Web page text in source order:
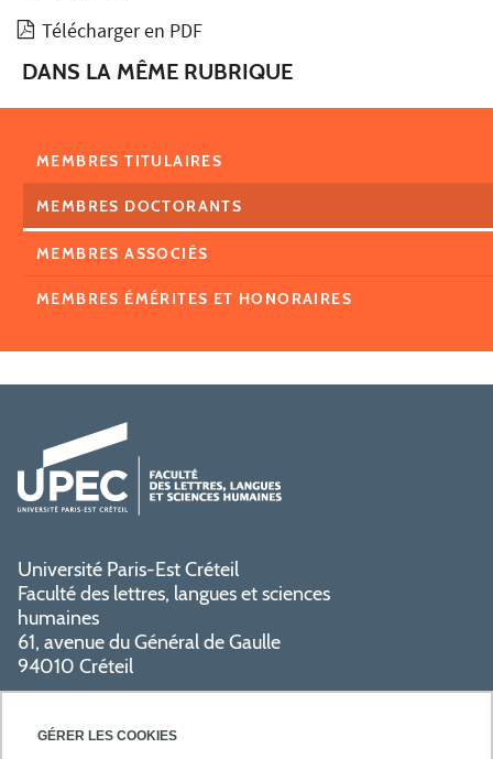
GÉRER LES COOKIES
Télécharger en PDF
DANS LA MÊME RUBRIQUE
MEMBRES TITULAIRES
MEMBRES DOCTORANTS
MEMBRES ASSOCIÉS
MEMBRES ÉMÉRITES ET HONORAIRES
Université Paris-Est Créteil
Faculté des lettres, langues et sciences
humaines
61, avenue du Général de Gaulle
94010 Créteil
PRATIQUE